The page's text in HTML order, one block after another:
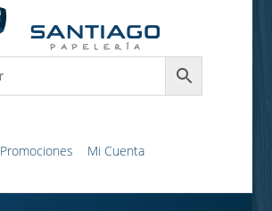
Promociones Mi Cuenta